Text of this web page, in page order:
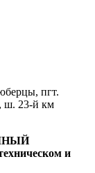
пгт.
ш. 23-й км
и